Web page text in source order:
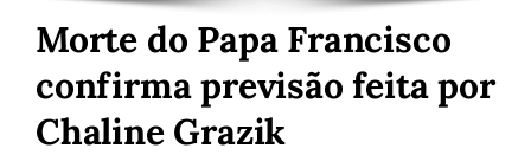
Morte do Papa Francisco
confirma previsão feita por
Chaline Grazik